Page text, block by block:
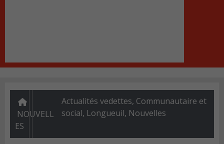
NOUVELL
ES
Actualités vedettes, Communautaire et
social, Longueuil, Nouvelles